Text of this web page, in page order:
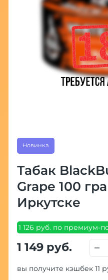
Новинка
Табак
Grape 100
Иркутске
1 126 руб. по премиум-
1 149 руб.
вы получите кэшбек 11